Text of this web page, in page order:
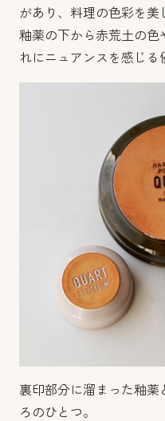
があり、料理の色彩を美
釉薬の下から赤荒土の色
れにニュアンスを感じる
裏印部分に溜まった釉薬
ろのひとつ。